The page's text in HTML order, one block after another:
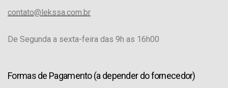
contato@lekssa.com.br
De Segunda a sexta-feira das 9h as 16h00
Formas de Pagamento (a depender do fornecedor)